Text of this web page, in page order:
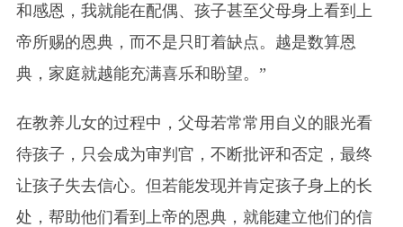
和感恩，我就能在配偶、孩子甚至父母身上看到上
帝所赐的恩典，而不是只盯着缺点。越是数算恩
典，家庭就越能充满喜乐和盼望。”
在教养儿女的过程中，父母若常常用自义的眼光看
待孩子，只会成为审判官，不断批评和否定，最终
让孩子失去信心。但若能发现并肯定孩子身上的长
处，帮助他们看到上帝的恩典，就能建立他们的信